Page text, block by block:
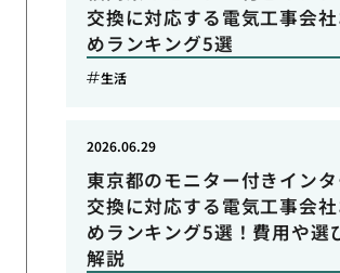
交換に対応する電気工事会
めランキング5選
生活
東京都のモニター付きイン
交換に対応する電気工事会
めランキング5選！費用や選
解説
2026.06.29